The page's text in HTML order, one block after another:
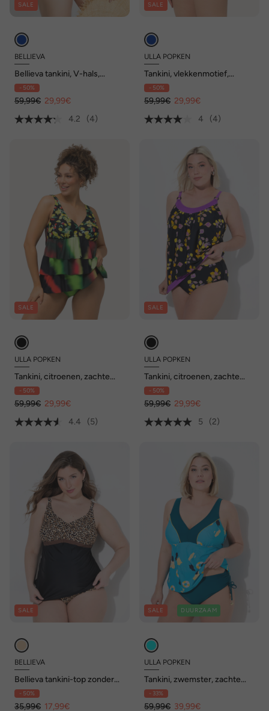
SALE
BELLIEVA
Bellieva tankini, V-hals,
rimpeling, verstelbare
bandjes
- 50%
59,99€ 29,99€
4.2
(4)
SALE
ULLA POPKEN
Tankini, vlekkenmotief,
zachte cups, verstelbare
bandjes
- 50%
59,99€ 29,99€
4
(4)
SALE
ULLA POPKEN
Tankini, citroenen, zachte
cups, puntzoom, gerecycled
- 50%
59,99€ 29,99€
4.4
(5)
SALE
ULLA POPKEN
Tankini, citroenen, zachte
cups, ronde hals, verstelbare
bandjes
- 50%
59,99€ 29,99€
5
(2)
SALE
BELLIEVA
Bellieva tankini-top zonder
zachte cups, luipaard
- 50%
35,99€ 17,99€
SALE DUURZAAM
ULLA POPKEN
Tankini, zwemster, zachte
cups, verstelbare bandjes
- 33%
59,99€ 39,99€